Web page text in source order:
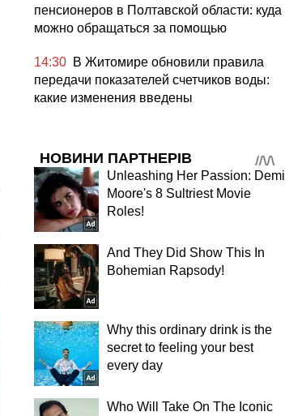
пенсионеров в Полтавской области: куда
можно обращаться за помощью
14:30 В Житомире обновили правила
передачи показателей счетчиков воды:
какие изменения введены
НОВИНИ ПАРТНЕРІВ
Unleashing Her Passion: Demi
Moore's 8 Sultriest Movie
Roles!
And They Did Show This In
Bohemian Rapsody!
Why this ordinary drink is the
secret to feeling your best
every day
Who Will Take On The Iconic